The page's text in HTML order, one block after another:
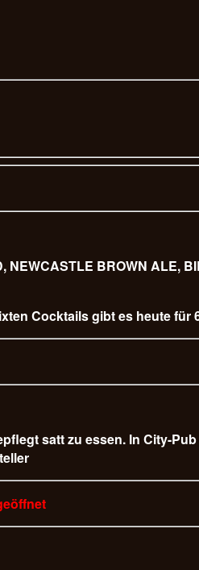
NEWCASTLE BROWN ALE,
Cocktails gibt es heute für
satt zu essen. In City-